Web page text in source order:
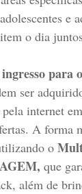
e
o dia
para
ser
internet
A forma
o
que
além de